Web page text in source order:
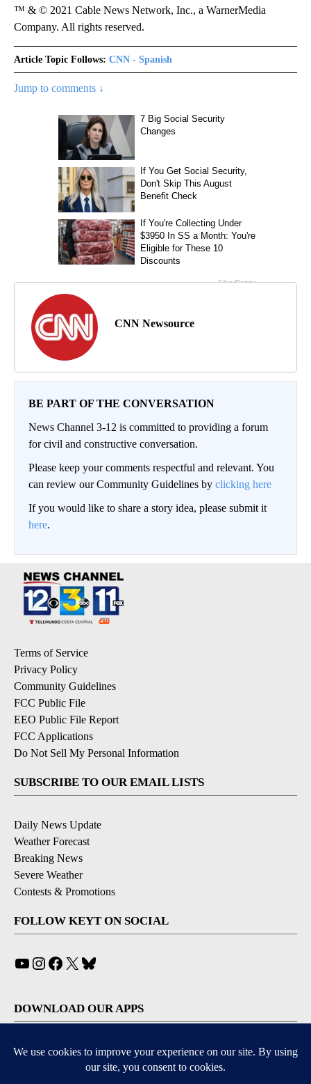
™ & © 2021 Cable News Network, Inc., a WarnerMedia
Company. All rights reserved.
Article Topic Follows: CNN - Spanish
Jump to comments ↓
CNN Newsource
BE PART OF THE CONVERSATION
News Channel 3-12 is committed to providing a forum
for civil and constructive conversation.
Please keep your comments respectful and relevant. You
can review our Community Guidelines by clicking here
If you would like to share a story idea, please submit it
here.
Terms of Service
Privacy Policy
Community Guidelines
FCC Public File
EEO Public File Report
FCC Applications
Do Not Sell My Personal Information
SUBSCRIBE TO OUR EMAIL LISTS
Daily News Update
Weather Forecast
Breaking News
Severe Weather
Contests & Promotions
FOLLOW KEYT ON SOCIAL
YouTube
Instagram
Facebook
X
DOWNLOAD OUR APPS
Available for iOS and Android